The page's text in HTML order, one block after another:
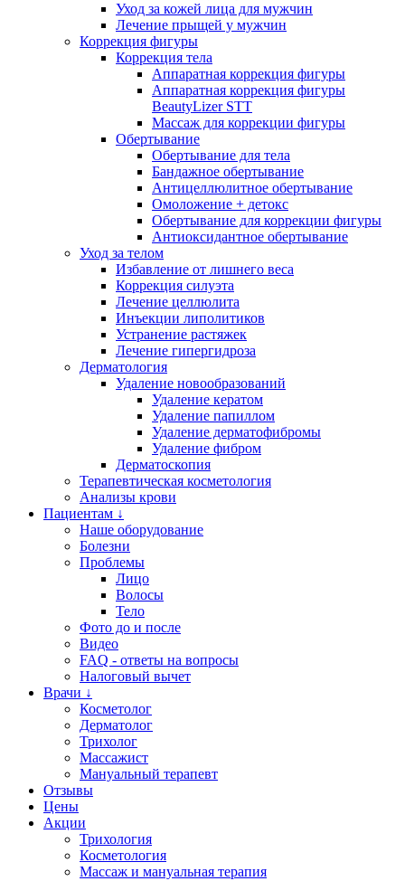
Уход за кожей лица для мужчин
Лечение прыщей у мужчин
Коррекция фигуры
Коррекция тела
Аппаратная коррекция фигуры
Аппаратная коррекция фигуры
BeautyLizer STT
Массаж для коррекции фигуры
Обертывание
Обертывание для тела
Бандажное обертывание
Антицеллюлитное обертывание
Омоложение + детокс
Обертывание для коррекции фигуры
Антиоксидантное обертывание
Уход за телом
Избавление от лишнего веса
Коррекция силуэта
Лечение целлюлита
Инъекции липолитиков
Устранение растяжек
Лечение гипергидроза
Дерматология
Удаление новообразований
Удаление кератом
Удаление папиллом
Удаление дерматофибромы
Удаление фибром
Дерматоскопия
Терапевтическая косметология
Анализы крови
Пациентам ↓
Наше оборудование
Болезни
Проблемы
Лицо
Волосы
Тело
Фото до и после
Видео
FAQ - ответы на вопросы
Налоговый вычет
Врачи ↓
Косметолог
Дерматолог
Трихолог
Массажист
Мануальный терапевт
Отзывы
Цены
Акции
Трихология
Косметология
Массаж и мануальная терапия